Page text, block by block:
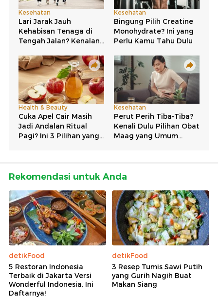
Rekomendasi untuk Anda
detikFood
5 Restoran Indonesia
Terbaik di Jakarta Versi
Wonderful Indonesia, Ini
Daftarnya!
detikFood
3 Resep Tumis Sawi Putih
yang Gurih Nagih Buat
Makan Siang